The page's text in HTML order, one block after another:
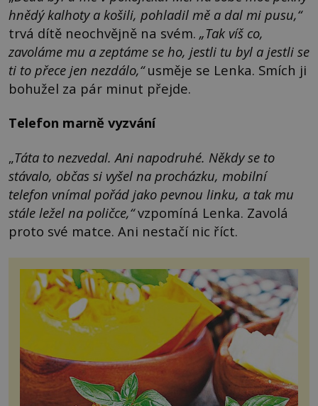
hnědý kalhoty a košili, pohladil mě a dal mi pusu,“
trvá dítě neochvějně na svém. „Tak víš co,
zavoláme mu a zeptáme se ho, jestli tu byl a jestli se
ti to přece jen nezdálo,“usměje se Lenka. Smích ji
bohužel za pár minut přejde.
Telefon marně vyzvání
„Táta to nezvedal. Ani napodruhé. Někdy se to
stávalo, občas si vyšel na procházku, mobilní
telefon vnímal pořád jako pevnou linku, a tak mu
stále ležel na poličce,“vzpomíná Lenka. Zavolá
proto své matce. Ani nestačí nic říct.